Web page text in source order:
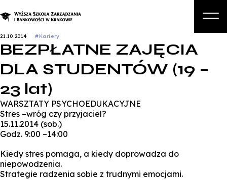
Studia
Zapisz się na studia
21.10.2014 #Kariery
BEZPŁATNE ZAJĘCIA
DLA STUDENTÓW (19 –
23 lat)
WARSZTATY PSYCHOEDUKACYJNE
Stres –wróg czy przyjaciel?
15.11.2014 (sob.)
Godz. 9:00 –14:00
Kiedy stres pomaga, a kiedy doprowadza do
niepowodzenia.
Strategie radzenia sobie z trudnymi emocjami.